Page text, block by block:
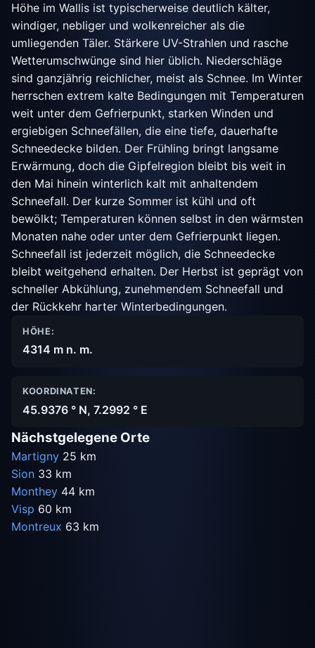
Höhe im Wallis ist typischerweise deutlich kälter,
windiger, nebliger und wolkenreicher als die
umliegenden Täler. Stärkere UV-Strahlen und rasche
Wetterumschwünge sind hier üblich. Niederschläge
sind ganzjährig reichlicher, meist als Schnee. Im Winter
herrschen extrem kalte Bedingungen mit Temperaturen
weit unter dem Gefrierpunkt, starken Winden und
ergiebigen Schneefällen, die eine tiefe, dauerhafte
Schneedecke bilden. Der Frühling bringt langsame
Erwärmung, doch die Gipfelregion bleibt bis weit in
den Mai hinein winterlich kalt mit anhaltendem
Schneefall. Der kurze Sommer ist kühl und oft
bewölkt; Temperaturen können selbst in den wärmsten
Monaten nahe oder unter dem Gefrierpunkt liegen.
Schneefall ist jederzeit möglich, die Schneedecke
bleibt weitgehend erhalten. Der Herbst ist geprägt von
schneller Abkühlung, zunehmendem Schneefall und
der Rückkehr harter Winterbedingungen.
HÖHE:
4314 m n. m.
KOORDINATEN:
45.9376 ° N, 7.2992 ° E
Nächstgelegene Orte
Martigny 25 km
Sion 33 km
Monthey 44 km
Visp 60 km
Montreux 63 km